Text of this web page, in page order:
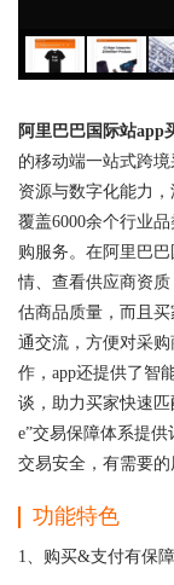
阿里巴巴国际站app
的移动端一站式跨
资源与数字化能力
覆盖6000余个行业
购服务。在阿里巴
情、查看供应商资
估商品质量，而且
通交流，方便对采
作，app还提供了智
谈，助力买家快速匹
e”交易保障体系提
交易安全，有需要的
功能特色
1、购买&支付有保障